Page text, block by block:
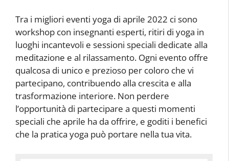
Tra i migliori eventi yoga di aprile 2022 ci sono
workshop con insegnanti esperti, ritiri di yoga in
luoghi incantevoli e sessioni speciali dedicate alla
meditazione e al rilassamento. Ogni evento offre
qualcosa di unico e prezioso per coloro che vi
partecipano, contribuendo alla crescita e alla
trasformazione interiore. Non perdere
l’opportunità di partecipare a questi momenti
speciali che aprile ha da offrire, e goditi i benefici
che la pratica yoga può portare nella tua vita.